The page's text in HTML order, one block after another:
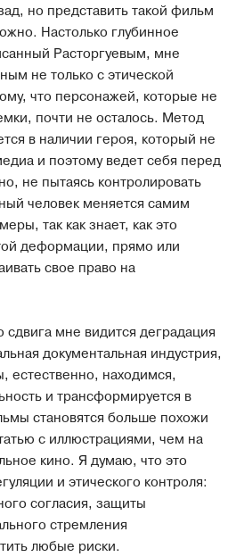
но представить такой фильм
Настолько глубинное
Расторгуевым, мне
не только с этической
что персонажей, которые не
почти не осталось. Метод
в наличии героя, который не
и поэтому ведет себя перед
не пытаясь контролировать
человек меняется самим
так как знает, как это
деформации, прямо или
свое право на
сдвига мне видится деградация
документальная индустрия,
естественно, находимся,
и трансформируется в
становятся больше похожи
с иллюстрациями, чем на
кино. Я думаю, что это
и этического контроля:
согласия, защиты
стремления
любые риски.